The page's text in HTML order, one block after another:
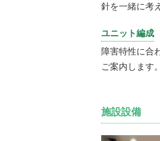
針を一緒に考
ユニット編成
障害特性に合
ご案内します。
施設設備